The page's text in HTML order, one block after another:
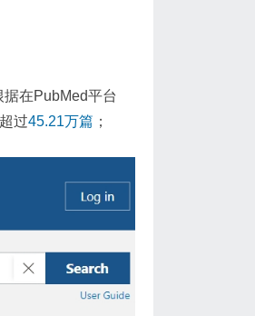
在PubMed平台
过45.21万篇 ；